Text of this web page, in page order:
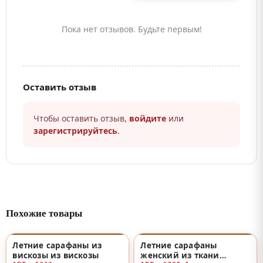
Пока нет отзывов. Будьте первым!
Оставить отзыв
Чтобы оставить отзыв, войдите или
зарегистрируйтесь.
Похожие товары
Летние сарафаны из
вискозы из вискозы
Летние сарафаны
женский из ткани